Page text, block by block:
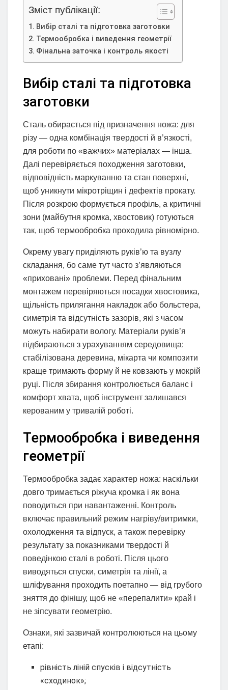
Зміст публікації:
Вибір сталі та підготовка заготовки
Термообробка і виведення геометрії
Фінальна заточка і контроль якості
Вибір сталі та підготовка
заготовки
Сталь обирається під призначення ножа: для
різу — одна комбінація твердості й в’язкості,
для роботи по «важчих» матеріалах — інша.
Далі перевіряється походження заготовки,
відповідність маркуванню та стан поверхні,
щоб уникнути мікротріщин і дефектів прокату.
Після розкрою формується профіль, а критичні
зони (майбутня кромка, хвостовик) готуються
так, щоб термообробка проходила рівномірно.
Окрему увагу приділяють руків’ю та вузлу
складання, бо саме тут часто з’являються
«приховані» проблеми. Перед фінальним
монтажем перевіряються посадки хвостовика,
щільність прилягання накладок або больстера,
симетрія та відсутність зазорів, які з часом
можуть набирати вологу. Матеріали руків’я
підбираються з урахуванням середовища:
стабілізована деревина, мікарта чи композити
краще тримають форму й не ковзають у мокрій
руці. Після збирання контролюється баланс і
комфорт хвата, щоб інструмент залишався
керованим у тривалій роботі.
Термообробка і виведення
геометрії
Термообробка задає характер ножа: наскільки
довго тримається ріжуча кромка і як вона
поводиться при навантаженні. Контроль
включає правильний режим нагріву/витримки,
охолодження та відпуск, а також перевірку
результату за показниками твердості й
поведінкою сталі в роботі. Після цього
виводяться спуски, симетрія та лінії, а
шліфування проходить поетапно — від грубого
зняття до фінішу, щоб не «перепалити» край і
не зіпсувати геометрію.
Ознаки, які зазвичай контролюються на цьому
етапі:
рівність ліній спусків і відсутність
«сходинок»;